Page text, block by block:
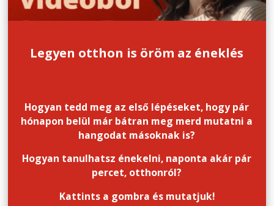
Legyen otthon is öröm az éneklés
Hogyan tedd meg az első lépéseket, hogy pár
hónapon belül már bátran meg merd mutatni a
hangodat másoknak is?
Hogyan tanulhatsz énekelni, naponta akár pár
percet, otthonról?
Kattints a gombra és mutatjuk!